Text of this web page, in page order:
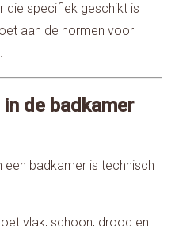
die specifiek geschikt is
aan de normen voor
de badkamer
een badkamer is technisch
vlak, schoon, droog en